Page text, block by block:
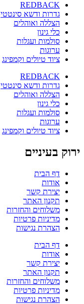
REDBACK
גדרות ודשא סינטטי
הצללה ואוהלים
כלי גינון
סולמות ועגלות
ערוגות
ציוד טיולים וקמפינג
REDBACK
גדרות ודשא סינטטי
הצללה ואוהלים
כלי גינון
סולמות ועגלות
ערוגות
ציוד טיולים וקמפינג
ירוק בעיניים
דף הבית
אודות
יצירת קשר
תקנון האתר
משלוחים והחזרות
מדיניות פרטיות
הצהרת נגישות
דף הבית
אודות
יצירת קשר
תקנון האתר
משלוחים והחזרות
מדיניות פרטיות
הצהרת נגישות